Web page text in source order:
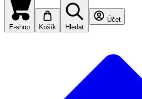
E-shop Košík Hledat
Účet